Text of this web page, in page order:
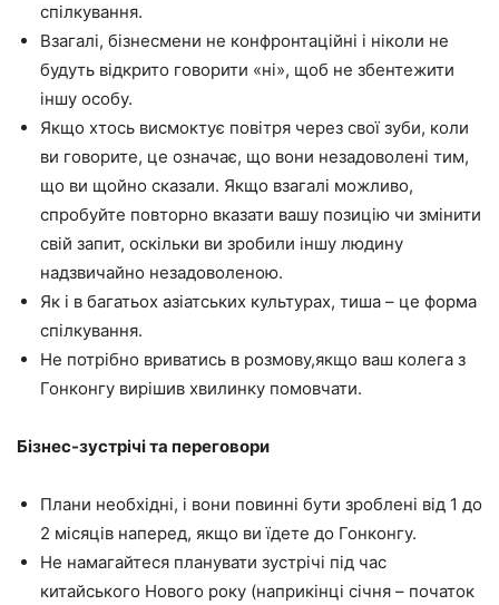
спілкування.
Взагалі, бізнесмени не конфронтаційні і ніколи не
будуть відкрито говорити «ні», щоб не збентежити
іншу особу.
Якщо хтось висмоктує повітря через свої зуби, коли
ви говорите, це означає, що вони незадоволені тим,
що ви щойно сказали. Якщо взагалі можливо,
спробуйте повторно вказати вашу позицію чи змінити
свій запит, оскільки ви зробили іншу людину
надзвичайно незадоволеною.
Як і в багатьох азіатських культурах, тиша – це форма
спілкування.
Не потрібно вриватись в розмову,якщо ваш колега з
Гонконгу вирішив хвилинку помовчати.
Бізнес-зустрічі та переговори
Плани необхідні, і вони повинні бути зроблені від 1 до
2 місяців наперед, якщо ви їдете до Гонконгу.
Не намагайтеся планувати зустрічі під час
китайського Нового року (наприкінці січня – початок